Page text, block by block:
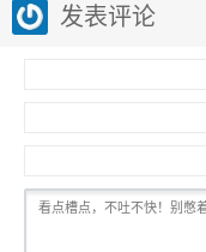
发表评论